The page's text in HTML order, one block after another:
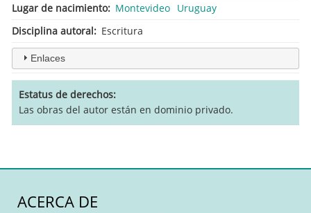
Lugar de nacimiento
Montevideo Uruguay
Disciplina autoral
Escritura
Enlaces
Estatus de derechos
Las obras del autor están en dominio privado.
ACERCA DE